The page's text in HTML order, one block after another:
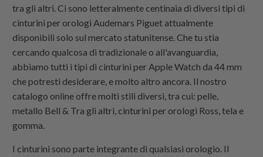
tra gli altri. Ci sono letteralmente centinaia di diversi tipi di
cinturini per orologi Audemars Piguet attualmente
disponibili solo sul mercato statunitense. Che tu stia
cercando qualcosa di tradizionale o all'avanguardia,
abbiamo tutti i tipi di cinturini per Apple Watch da 44 mm
che potresti desiderare, e molto altro ancora. Il nostro
catalogo online offre molti stili diversi, tra cui: pelle,
metallo Bell & Tra gli altri, cinturini per orologi Ross, tela e
gomma.
I cinturini sono parte integrante di qualsiasi orologio. Il